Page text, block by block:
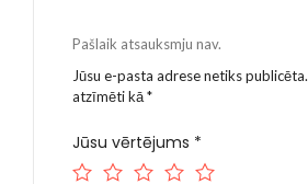
Pašlaik atsauksmju nav.
Jūsu e-pasta adrese netiks publicēta.
atzīmēti kā*
Jūsu vērtējums *